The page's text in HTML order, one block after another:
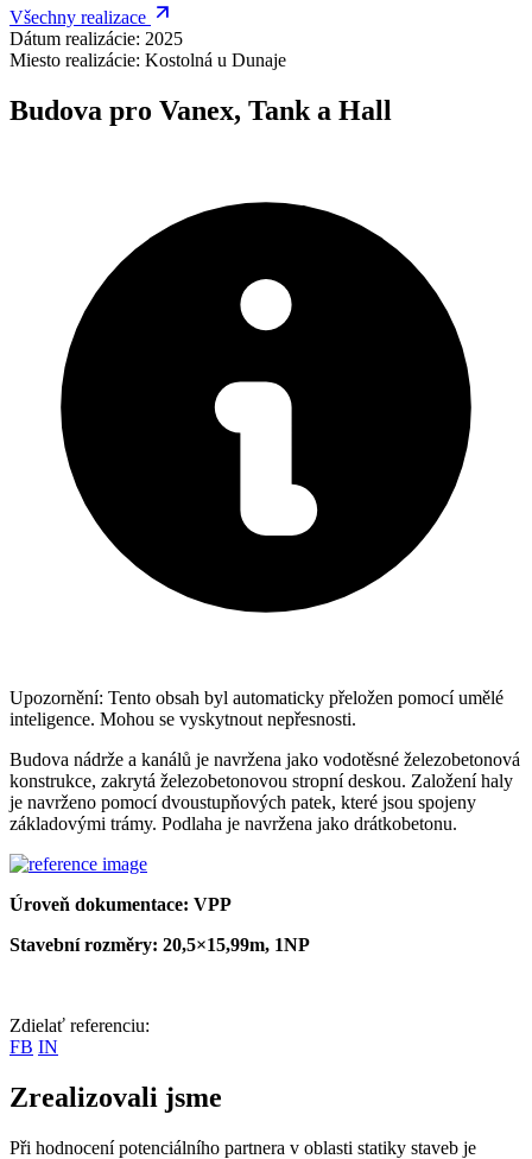
Všechny realizace
Dátum realizácie: 2025
Miesto realizácie: Kostolná u Dunaje
Budova pro Vanex, Tank a Hall
Upozornění: Tento obsah byl automaticky přeložen pomocí umělé
inteligence. Mohou se vyskytnout nepřesnosti.
Budova nádrže a kanálů je navržena jako vodotěsné železobetonová
konstrukce, zakrytá železobetonovou stropní deskou. Založení haly
je navrženo pomocí dvoustupňových patek, které jsou spojeny
základovými trámy. Podlaha je navržena jako drátkobetonu.
Úroveň dokumentace: VPP
Stavební rozměry: 20,5×15,99m, 1NP
Zdielať referenciu:
FB IN
Zrealizovali jsme
Při hodnocení potenciálního partnera v oblasti statiky staveb je